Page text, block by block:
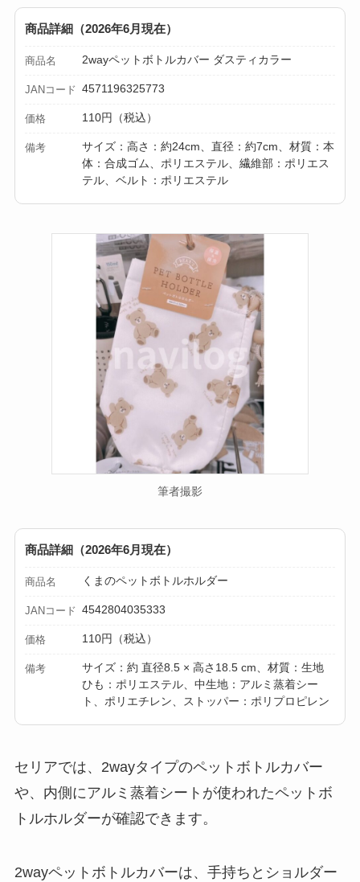
ップは買える？使い
【100均】ダイソー/
セリア等でスパイス
ミルは買える？手
ドの違いもわかりや
すく解説！
【100均】ダイソー/
セリア等でチャイル
ドシートカバーは買
える？代用品＆おす
すめ通販も紹介！
【100均】ダイソー/
セリア等でテントロ
ープ用LEDライトは
買える？人気アイテ
解説！
セリア等でカトラリ
商品詳細（2026年6月現在）
商品名 2wayペットボトルカバー ダスティカラー
JANコード 4571196325773
価格 110円（税込）
備考
サイズ：高さ：約24cm、直径：約7cm、材質：本
体：合成ゴム、ポリエステル、繊維部：ポリエス
テル、ベルト：ポリエステル
筆者撮影
商品詳細（2026年6月現在）
商品名 くまのペットボトルホルダー
JANコード 4542804035333
価格 110円（税込）
備考
サイズ：約 直径8.5 × 高さ18.5 cm、材質：生地
ひも：ポリエステル、中生地：アルミ蒸着シー
ト、ポリエチレン、ストッパー：ポリプロピレン
セリアでは、2wayタイプのペットボトルカバー
や、内側にアルミ蒸着シートが使われたペットボ
トルホルダーが確認できます。
2wayペットボトルカバーは、手持ちとショルダー